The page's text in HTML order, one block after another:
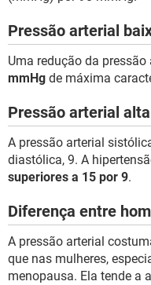
Pressão arterial
Uma redução da
mmHg de máxima
Pressão arterial alta
A pressão arterial
diastólica, 9. A
superiores a 15 por 9.
Diferença entre
A pressão arterial
que nas mulheres,
menopausa. Ela tende a